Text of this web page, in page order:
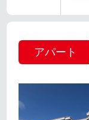
アパート